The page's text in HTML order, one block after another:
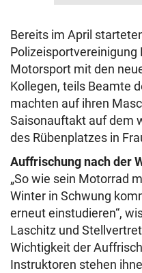
Bereits im April
Polizeisportvereinigung
Motorsport mit den
Kollegen, teils Beamte
machten auf ihren
Saisonauftakt auf dem
des Rübenplatzes in
Auffrischung nach der
„So wie sein Motorrad
Winter in Schwung
erneut einstudieren“,
Laschitz und
Wichtigkeit der
Instruktoren stehen